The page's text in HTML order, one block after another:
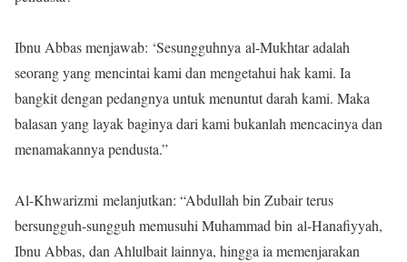
Ibnu Abbas menjawab: ‘Sesungguhnya al-Mukhtar adalah
seorang yang mencintai kami dan mengetahui hak kami. Ia
bangkit dengan pedangnya untuk menuntut darah kami. Maka
balasan yang layak baginya dari kami bukanlah mencacinya dan
menamakannya pendusta.”
Al-Khwarizmi melanjutkan: “Abdullah bin Zubair terus
bersungguh-sungguh memusuhi Muhammad bin al-Hanafiyyah,
Ibnu Abbas, dan Ahlulbait lainnya, hingga ia memenjarakan